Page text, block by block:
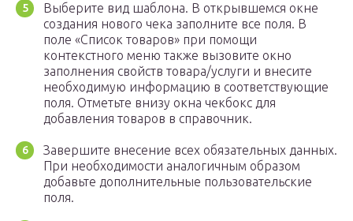
Выберите вид шаблона. В открывшемся окне
создания нового чека заполните все поля. В
поле «Список товаров» при помощи
контекстного меню также вызовите окно
заполнения свойств товара/услуги и внесите
необходимую информацию в соответствующие
поля. Отметьте внизу окна чекбокс для
добавления товаров в справочник.
Завершите внесение всех обязательных данных.
При необходимости аналогичным образом
добавьте дополнительные пользовательские
поля.